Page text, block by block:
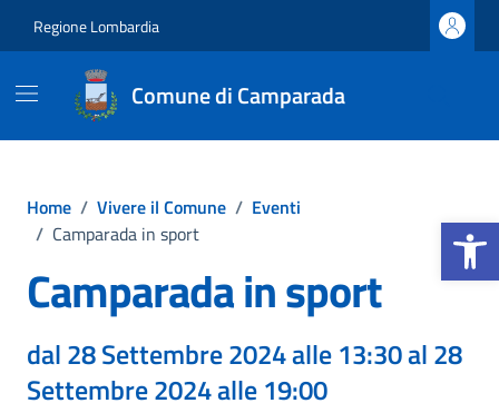
Apri la
Regione Lombardia
Comune di Camparada
Home / Vivere il Comune / Eventi
/ Camparada in sport
Camparada in sport
dal 28 Settembre 2024 alle 13:30 al 28
Settembre 2024 alle 19:00